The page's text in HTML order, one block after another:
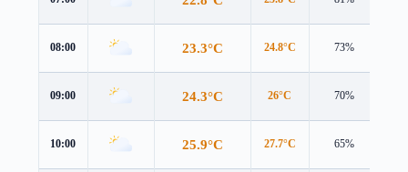
08:00 23.3°C 24.8°C 73%
09:00 24.3°C 26°C 70%
10:00 25.9°C 27.7°C 65%